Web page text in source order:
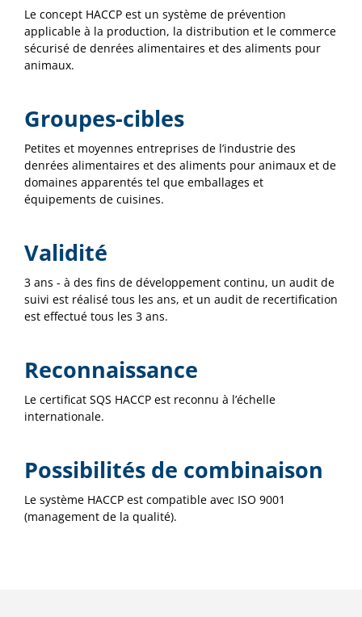
Le concept HACCP est un système de prévention
applicable à la production, la distribution et le commerce
sécurisé de denrées alimentaires et des aliments pour
animaux.
Groupes-cibles
Petites et moyennes entreprises de l’industrie des
denrées alimentaires et des aliments pour animaux et de
domaines apparentés tel que emballages et
équipements de cuisines.
Validité
3 ans - à des fins de développement continu, un audit de
suivi est réalisé tous les ans, et un audit de recertification
est effectué tous les 3 ans.
Reconnaissance
Le certificat SQS HACCP est reconnu à l’échelle
internationale.
Possibilités de combinaison
Le système HACCP est compatible avec ISO 9001
(management de la qualité).